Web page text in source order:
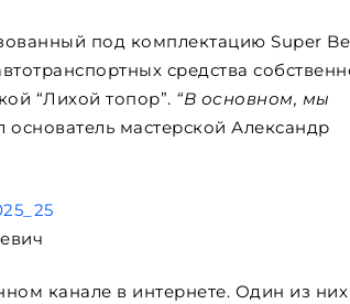
под комплектацию Super
средства
“Лихой топор”. “В основном, мы
основатель мастерской Александр
канале в интернете. Один из них